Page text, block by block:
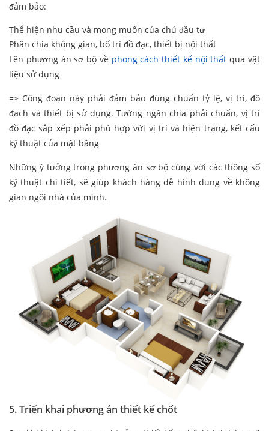
đảm bảo:
Thể hiện nhu cầu và mong muốn của chủ đầu tư
Phân chia không gian, bố trí đồ đạc, thiết bị nội thất
Lên phương án sơ bộ về phong cách thiết kế nội thất qua vật
liệu sử dụng
=> Công đoạn này phải đảm bảo đúng chuẩn tỷ lệ, vị trí, đồ
đach và thiết bị sử dụng. Tường ngăn chia phải chuẩn, vị trí
đồ đạc sắp xếp phải phù hợp với vị trí và hiện trạng, kết cấu
kỹ thuật của mặt bằng
Những ý tưởng trong phương án sơ bộ cùng với các thông số
kỹ thuật chi tiết, sẽ giúp khách hàng dễ hình dung về không
gian ngôi nhà của mình.
5. Triển khai phương án thiết kế chốt